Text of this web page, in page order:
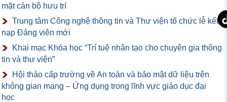
mặt cán bộ hưu trí
Trung tâm Công nghệ thông tin và Thư viện tổ chức lễ kết
nạp Đảng viên mới
Khai mạc Khóa học “Trí tuệ nhân tạo cho chuyên gia thông
tin và thư viện”
Hội thảo cấp trường về An toàn và bảo mật dữ liệu trên
không gian mạng – Ứng dụng trong lĩnh vực giáo dục đại
học